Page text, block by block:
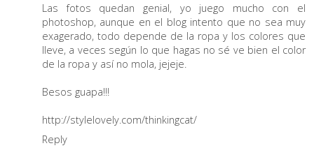
Las fotos quedan genial, yo juego mucho con el
photoshop, aunque en el blog intento que no sea muy
exagerado, todo depende de la ropa y los colores que
lleve, a veces según lo que hagas no sé ve bien el color
de la ropa y así no mola, jejeje.
Besos guapa!!!
http://stylelovely.com/thinkingcat/
Reply